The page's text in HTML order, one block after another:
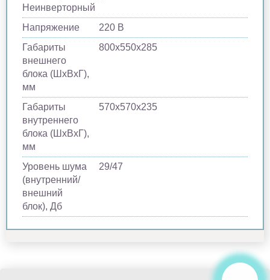
Неинверторный
Напряжение
220 В
Габариты
внешнего
блока (ШхВхГ),
мм
800х550х285
Габариты
внутреннего
блока (ШхВхГ),
мм
570х570х235
Уровень шума
(внутренний/
внешний
блок), Дб
29/47